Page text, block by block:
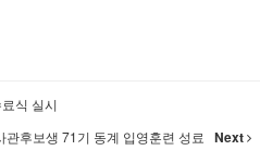
식 실시
후보생 71기 동계 입영훈련 성료 Next